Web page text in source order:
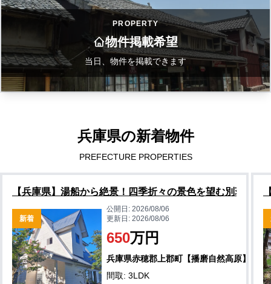
PROPERTY
物件掲載希望
当日、物件を掲載できます
兵庫県の新着物件
PREFECTURE PROPERTIES
【兵庫県】湯船から絶景！四季折々の景色を望む別荘物件
新着
公開日:2026/08/06
更新日:2026/08/06
650万円
兵庫県赤穂郡上郡町【播磨自然高原】
間取: 3LDK